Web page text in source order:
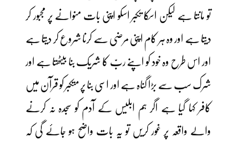
تو مانتا ہے لیکن اسکا تکبر اسکو اپنی بات منوانے پر مجبور کر
دیتا ہے اور وہ ہر کام اپنی مرضی سے کرنا شروع کر دیتا ہے
اور اس طرح وہ خود کو اپنے ربّ کا شریک بنا بیٹھتا ہے اور
شرک سب سے بڑا گناہ ہے اور اسی بنا پر متکبر کو قرآن میں
کافر کہا گیا ہے اگر ہم ابلیس کے آدم کو سجدہ نہ کرنے
والے واقعہ پر غور کریں تو یہ بات واضح ہو جائے گی کہ